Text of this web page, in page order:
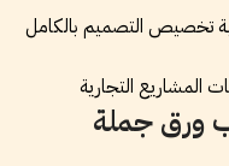
تخصيص التصميم بالكامل
المشاريع التجارية
ورق جملة